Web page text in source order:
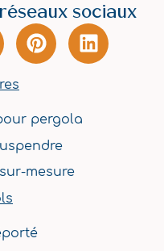
sociaux
P
i
e
e
s
L
i
pergola
mesure